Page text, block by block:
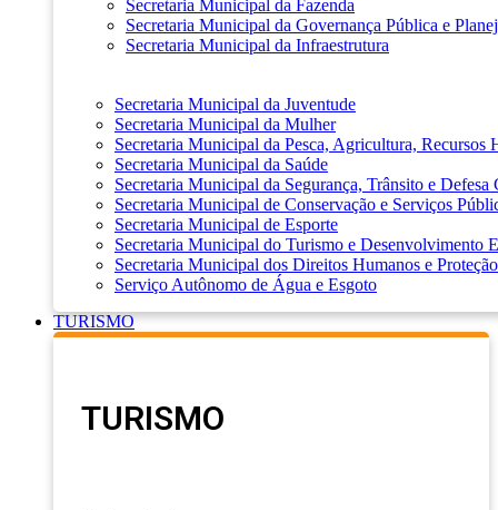
Secretaria Municipal da Fazenda
Secretaria Municipal da Governança Pública e
Secretaria Municipal da Infraestrutura
Secretaria Municipal da Juventude
Secretaria Municipal da Mulher
Secretaria Municipal da Pesca, Agricultura, Recursos
Secretaria Municipal da Saúde
Secretaria Municipal da Segurança, Trânsito e Defesa
Secretaria Municipal de Conservação e Serviços
Secretaria Municipal de Esporte
Secretaria Municipal do Turismo e Desenvolvimento
Secretaria Municipal dos Direitos Humanos e
Serviço Autônomo de Água e Esgoto
TURISMO
TURISMO